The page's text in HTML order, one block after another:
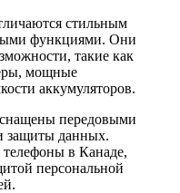
стильным
функциями. Они
такие как
мощные
аккумуляторов.
передовыми
защиты данных.
в Канаде,
персональной